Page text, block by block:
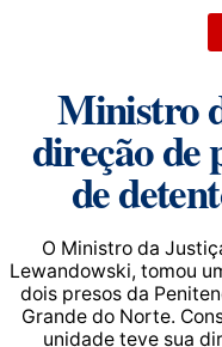
Ministro
direção de
de
O Ministro da
Lewandowski, tomou
dois presos da
Grande do Norte.
unidade teve sua